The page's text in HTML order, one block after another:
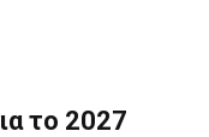
το 2027